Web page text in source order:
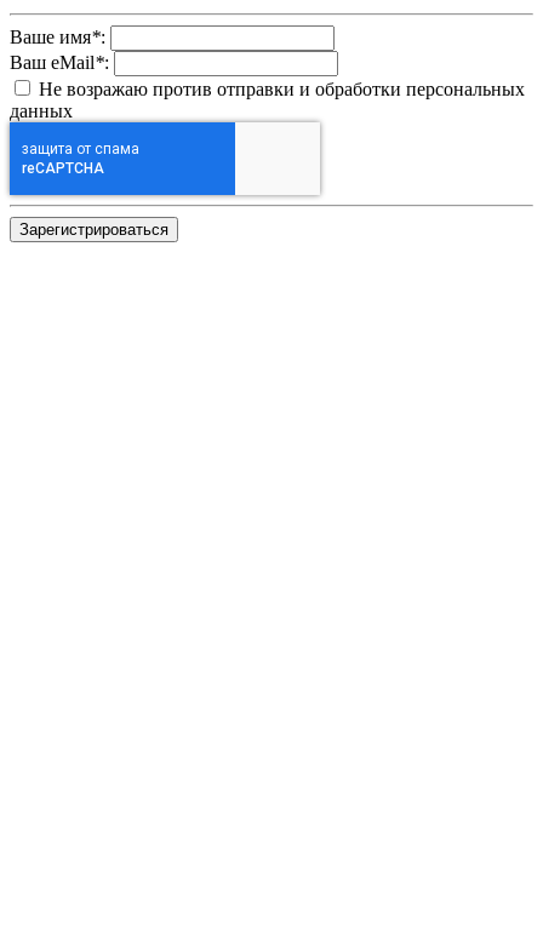
Ваше имя*:
Ваш eMail*:
Не возражаю против отправки и обработки персональных
данных